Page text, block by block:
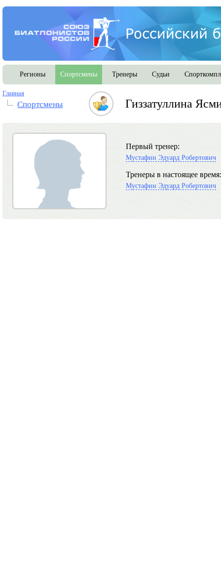
Регионы Спортсмены Тренеры Судьи
Главная
Спортсмены Гиззатуллина
Первый тренер:
Мустафин Эдуард Робертович
Тренеры в настоящее время:
Мустафин Эдуард Робертович